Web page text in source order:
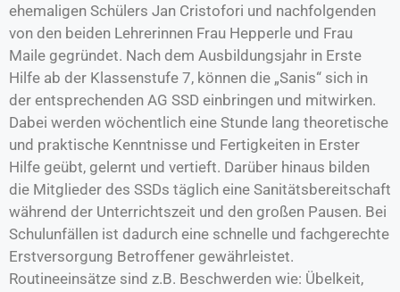
ehemaligen Schülers Jan Cristofori und nachfolgenden
von den beiden Lehrerinnen Frau Hepperle und Frau
Maile gegründet. Nach dem Ausbildungsjahr in Erste
Hilfe ab der Klassenstufe 7, können die „Sanis“ sich in
der entsprechenden AG SSD einbringen und mitwirken.
Dabei werden wöchentlich eine Stunde lang theoretische
und praktische Kenntnisse und Fertigkeiten in Erster
Hilfe geübt, gelernt und vertieft. Darüber hinaus bilden
die Mitglieder des SSDs täglich eine Sanitätsbereitschaft
während der Unterrichtszeit und den großen Pausen. Bei
Schulunfällen ist dadurch eine schnelle und fachgerechte
Erstversorgung Betroffener gewährleistet.
Routineeinsätze sind z.B. Beschwerden wie: Übelkeit,